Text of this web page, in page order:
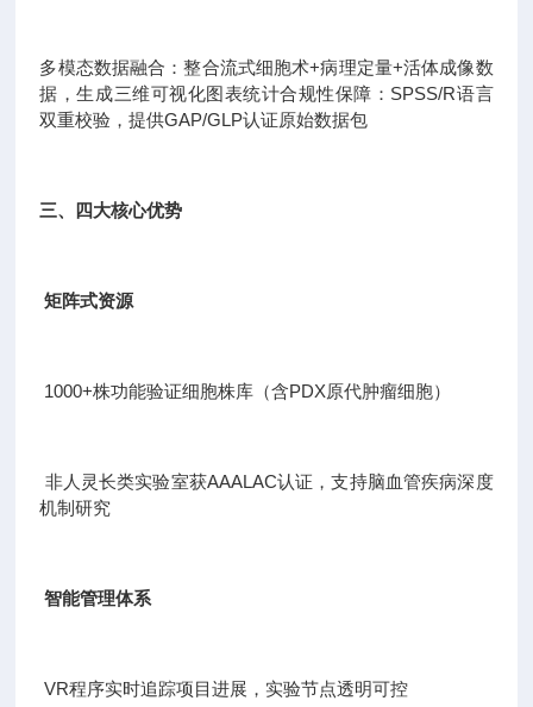
多模态数据融合：整合流式细胞术+病理定量+活体成像数
据，生成三维可视化图表统计合规性保障：SPSS/R语言
双重校验，提供GAP/GLP认证原始数据包
三、四大核心优势
矩阵式资源
1000+株功能验证细胞株库（含PDX原代肿瘤细胞）
非人灵长类实验室获AAALAC认证，支持脑血管疾病深度
机制研究
智能管理体系
VR程序实时追踪项目进展，实验节点透明可控